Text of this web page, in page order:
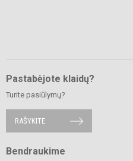
Pastabėjote klaidų?
Turite pasiūlymų?
RAŠYKITE
Bendraukime